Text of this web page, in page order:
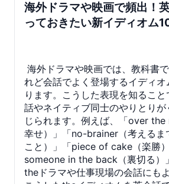
海外ドラマや映画で頻出！
っておきたい新イディオム
海外ドラマや映画では、教科書
れど会話でよく登場するイディ
ります。こうした表現を知るこ
話やネイティブ同士のやりとり
じられます。例えば、「over
幸せ）」「no-brainer（考えるま
こと）」「piece of cake（楽勝
someone in the back（裏切る）
theドラマや仕事現場の会話にも